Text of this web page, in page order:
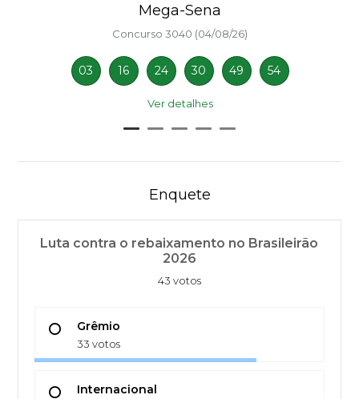
Mega-Sena
Concurso 3040 (04/08/26)
03 16 24 30 49 54
Ver detalhes
Enquete
Luta contra o rebaixamento no Brasileirão
2026
43 votos
Grêmio
33 votos
Internacional